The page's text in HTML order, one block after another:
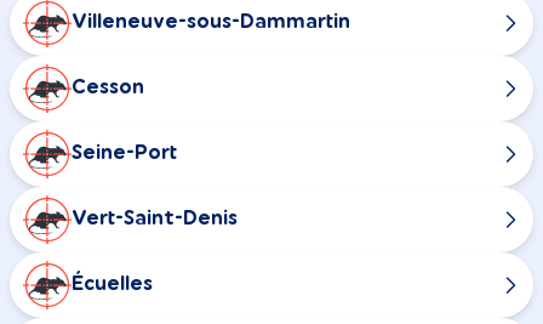
Villeneuve-sous-Dammartin
Cesson
Seine-Port
Vert-Saint-Denis
Écuelles